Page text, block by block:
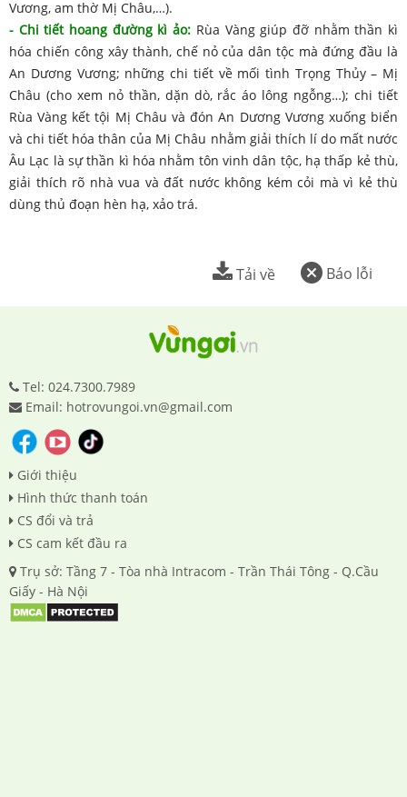
Vương, am thờ Mị Châu,…).
- Chi tiết hoang đường kì ảo: Rùa Vàng giúp đỡ nhằm thần kì
hóa chiến công xây thành, chế nỏ của dân tộc mà đứng đầu là
An Dương Vương; những chi tiết về mối tình Trọng Thủy – Mị
Châu (cho xem nỏ thần, dặn dò, rắc áo lông ngỗng…); chi tiết
Rùa Vàng kết tội Mị Châu và đón An Dương Vương xuống biển
và chi tiết hóa thân của Mị Châu nhằm giải thích lí do mất nước
Âu Lạc là sự thần kì hóa nhằm tôn vinh dân tộc, hạ thấp kẻ thù,
giải thích rõ nhà vua và đất nước không kém cỏi mà vì kẻ thù
dùng thủ đoạn hèn hạ, xảo trá.
Báo lỗi
Tải về
Tel: 024.7300.7989
Email: hotrovungoi.vn@gmail.com
Giới thiệu
Hình thức thanh toán
CS đổi và trả
CS cam kết đầu ra
Trụ sở: Tầng 7 - Tòa nhà Intracom - Trần Thái Tông - Q.Cầu
Giấy - Hà Nội